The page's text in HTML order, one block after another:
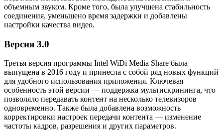
объемным звуком. Кроме того, была улучшена стабильность
соединения, уменьшено время задержки и добавлены
настройки качества видео.
Версия 3.0
Третья версия программы Intel WiDi Media Share была
выпущена в 2016 году и принесла с собой ряд новых функций
для удобного использования приложения. Ключевая
особенность этой версии — поддержка мультискрининга, что
позволяло передавать контент на несколько телевизоров
одновременно. Также была добавлена возможность
корректировки настроек передачи контента — изменение
частоты кадров, разрешения и других параметров.